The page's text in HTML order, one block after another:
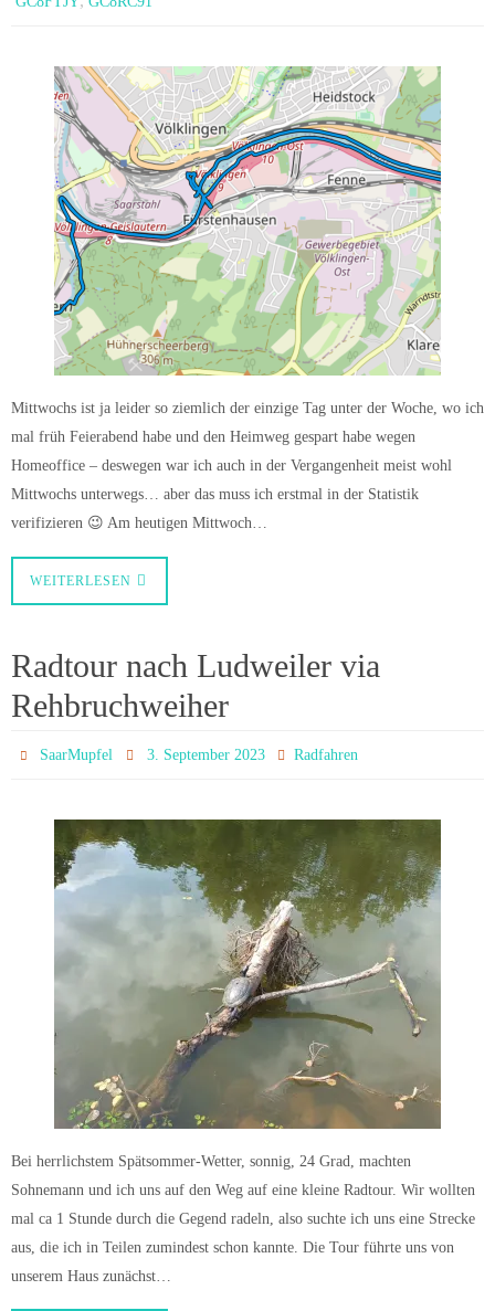
Mittwochs ist ja leider so ziemlich der einzige Tag unter der Woche, wo ich
mal früh Feierabend habe und den Heimweg gespart habe wegen
Homeoffice – deswegen war ich auch in der Vergangenheit meist wohl
Mittwochs unterwegs… aber das muss ich erstmal in der Statistik
verifizieren 😉 Am heutigen Mittwoch…
WEITERLESEN
Radtour nach Ludweiler via
Rehbruchweiher
SaarMupfel 3. September 2023 Radfahren
Bei herrlichstem Spätsommer-Wetter, sonnig, 24 Grad, machten
Sohnemann und ich uns auf den Weg auf eine kleine Radtour. Wir wollten
mal ca 1 Stunde durch die Gegend radeln, also suchte ich uns eine Strecke
aus, die ich in Teilen zumindest schon kannte. Die Tour führte uns von
unserem Haus zunächst…